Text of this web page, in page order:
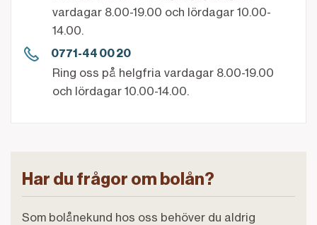
vardagar 8.00-19.00 och lördagar 10.00-
14.00.
0771-44 00 20
Ring oss på helgfria vardagar 8.00-19.00
och lördagar 10.00-14.00.
Har du frågor om bolån?
Som bolånekund hos oss behöver du aldrig